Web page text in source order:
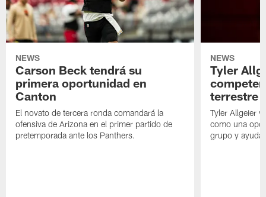
NEWS
Carson Beck tendrá su
primera oportunidad en
Canton
El novato de tercera ronda comandará la
ofensiva de Arizona en el primer partido de
pretemporada ante los Panthers.
NEWS
Tyler
terrestre
Tyler Allgeier
como una
grupo y